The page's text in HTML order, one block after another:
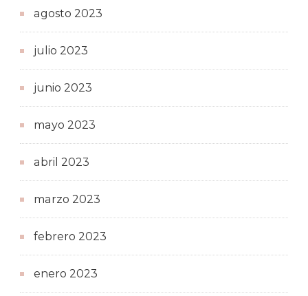
agosto 2023
julio 2023
junio 2023
mayo 2023
abril 2023
marzo 2023
febrero 2023
enero 2023